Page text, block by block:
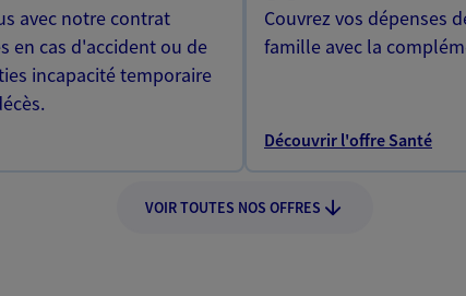
avec notre contrat
en cas d'accident ou de
incapacité temporaire
Couvrez vos dépenses
famille avec la
Découvrir l'offre Santé
VOIR TOUTES NOS OFFRES